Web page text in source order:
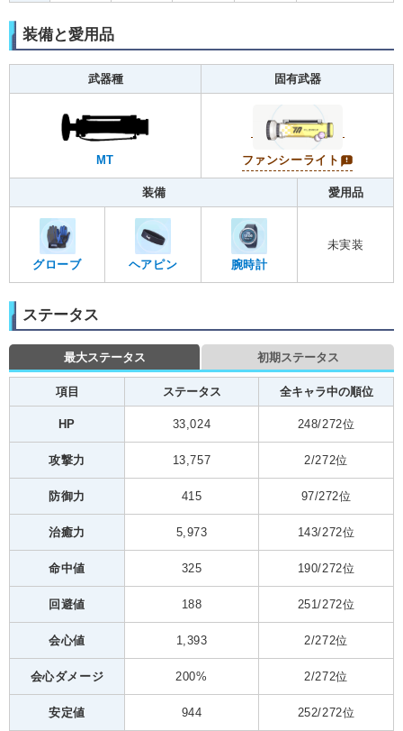
装備と愛用品
武器種 固有武器
MT ファンシーライト
装備 愛用品
グローブ ヘアピン 腕時計
未実装
ステータス
最大ステータス 初期ステータス
項目 ステータス 全キャラ中の順位
HP 33,024 248/272位
攻撃力 13,757 2/272位
防御力 415 97/272位
治癒力 5,973 143/272位
命中値 325 190/272位
回避値 188 251/272位
会心値 1,393 2/272位
会心ダメージ 200% 2/272位
安定値 944 252/272位